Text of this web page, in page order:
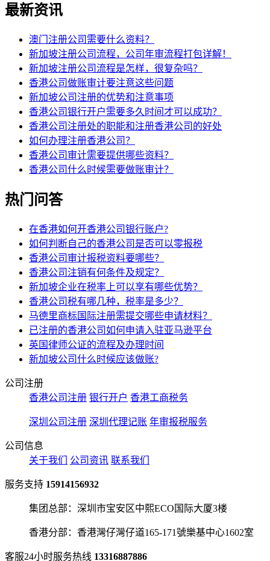
最新资讯
澳门注册公司需要什么资料？
新加坡注册公司流程，公司年审流程打包详解！
新加坡注册公司流程是怎样，很复杂吗？
香港公司做账审计要注意这些问题
新加坡公司注册的优势和注意事项
香港公司银行开户需要多久时间才可以成功？
香港公司注册处的职能和注册香港公司的好处
如何办理注册香港公司？
香港公司审计需要提供哪些资料？
香港公司什么时候需要做账审计？
热门问答
在香港如何开香港公司银行账户?
如何判断自己的香港公司是否可以零报税
香港公司审计报税资料要哪些？
香港公司注销有何条件及规定？
新加坡企业在税率上可以享有哪些优势？
香港公司税有哪几种，税率是多少？
马德里商标国际注册需提交哪些申请材料？
已注册的香港公司如何申请入驻亚马逊平台
英国律师公证的流程及办理时间
新加坡公司什么时候应该做账?
公司注册
香港公司注册 银行开户 香港工商税务
深圳公司注册 深圳代理记账 年审报税服务
公司信息
关于我们
公司资讯 联系我们
服务支持 15914156932
集团总部：深圳市宝安区中熙ECO国际大厦3楼
香港分部：香港灣仔灣仔道165-171號樂基中心1602室
客服24小时服务热线 13316887886